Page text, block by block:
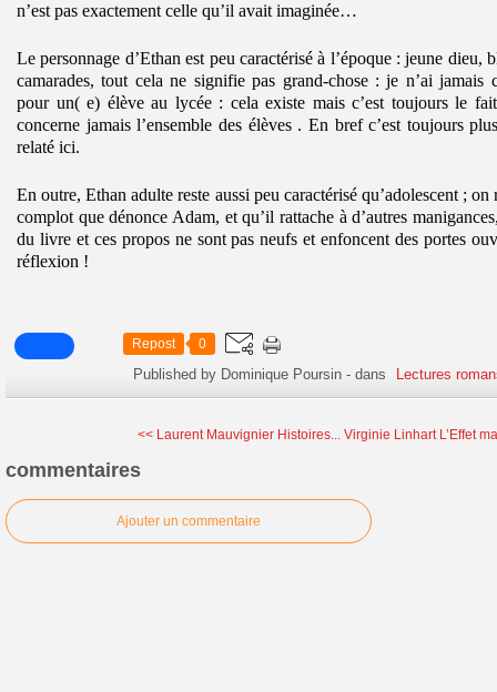
n’est pas exactement celle qu’il avait imaginée…
Le personnage d’Ethan est peu caractérisé à l’époque : jeune dieu,
camarades, tout cela ne signifie pas grand-chose : je n’ai jamais
pour un( e) élève au lycée : cela existe mais c’est toujours le
concerne jamais l’ensemble des élèves . En bref c’est toujours
relaté ici.
En outre, Ethan adulte reste aussi peu caractérisé qu’adolescent ;
complot que dénonce Adam, et qu’il rattache à d’autres
du livre et ces propos ne sont pas neufs et enfoncent des portes
réflexion !
Repost 0
Published by Dominique Poursin -dans Lectures
<< Laurent Mauvignier Histoires... Virginie Linhart L’Effet
commentaires
Ajouter un commentaire